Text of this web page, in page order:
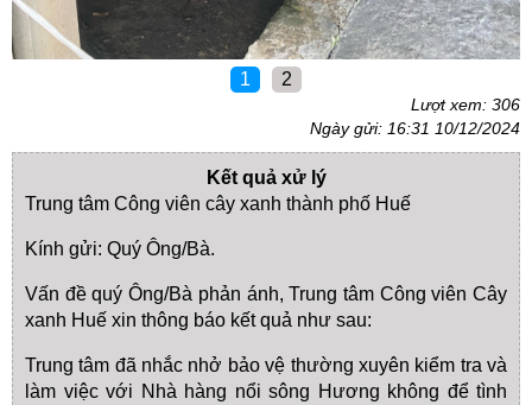
1 2
Lượt xem: 306
Ngày gửi: 16:31 10/12/2024
Kết quả xử lý
Trung tâm Công viên cây xanh thành phố Huế
Kính gửi: Quý Ông/Bà.
Vấn đề quý Ông/Bà phản ánh, Trung tâm Công viên Cây
xanh Huế xin thông báo kết quả như sau:
Trung tâm đã nhắc nhở bảo vệ thường xuyên kiểm tra và
làm việc với Nhà hàng nổi sông Hương không để tình